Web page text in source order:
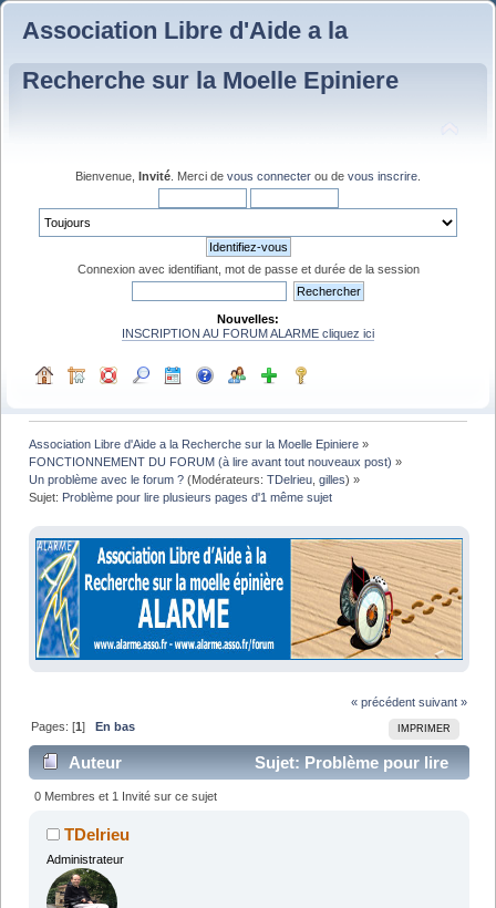
Association Libre d'Aide a la
Recherche sur la Moelle Epiniere
Bienvenue, Invité . Merci de vous connecter ou de vous inscrire
Connexion avec identifiant, mot de passe et durée de la session
Nouvelles:
INSCRIPTION AU FORUM ALARME cliquez ici
Association Libre d'Aide a la Recherche sur la Moelle Epiniere »
FONCTIONNEMENT DU FORUM (à lire avant tout nouveaux post) »
Un problème avec le forum ? (Modérateurs:TDelrieu ,gilles) »
Sujet: Problème pour lire plusieurs pages d'1 même sujet
« précédent suivant »
IMPRIMER
Pages: [1] En bas
Auteur
Sujet: Problème pour lire
plusieurs pages d'1 même sujet (Lu 12528 fois)
0 Membres et 1 Invité sur ce sujet
TDelrieu
Administrateur